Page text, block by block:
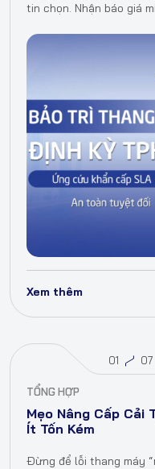
tin chọn. Nhận báo giá
Xem thêm
01 07
TỔNG HỢP
Mẹo Nâng Cấp Cải
Ít Tốn Kém
Đừng để lỗi thang máy